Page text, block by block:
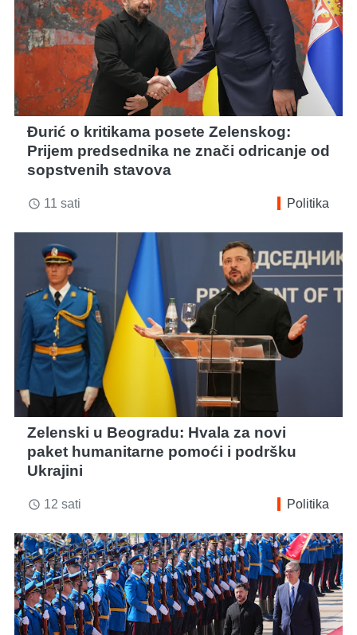
Đurić o kritikama posete Zelenskog:
Prijem predsednika ne znači odricanje od
sopstvenih stavova
access_time 11 sati Politika
Zelenski u Beogradu: Hvala za novi
paket humanitarne pomoći i podršku
Ukrajini
access_time 12 sati Politika